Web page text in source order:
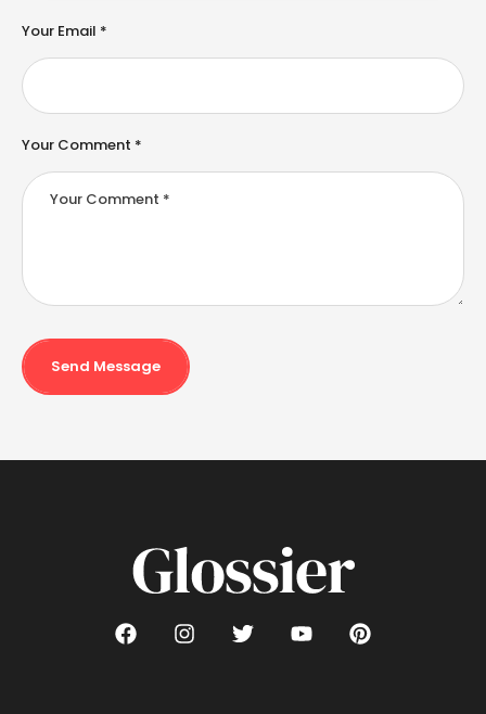
Your Comment *
Your Email *
Send Message
e